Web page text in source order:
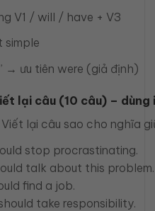
V1 / will / have + V3
simple
→ ưu tiên were (giả định)
lại câu (10 câu) – dùng
Viết lại câu sao cho nghĩa
stop procrastinating.
talk about this problem.
find a job.
take responsibility.